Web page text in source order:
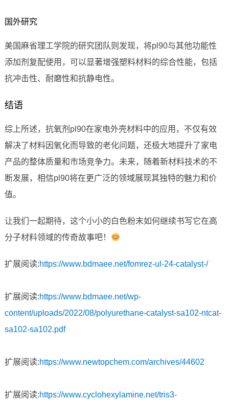
国外研究
美国麻省理工学院的研究团队则发现，将pl90与其他功能性
添加剂复配使用，可以显著增强塑料材料的综合性能，包括
抗冲击性、耐磨性和抗静电性。
结语
综上所述，抗氧剂pl90在家电外壳材料中的应用，不仅有效
解决了材料因氧化而导致的老化问题，还极大地提升了家电
产品的整体质量和市场竞争力。未来，随着新材料技术的不
断发展，相信pl90将在更广泛的领域展现其独特的魅力和价
值。
让我们一起期待，这个小小的白色粉末如何继续书写它在高
分子材料领域的传奇故事吧！
扩展阅读:https://www.bdmaee.net/fomrez-ul-24-catalyst-/
扩展阅读:https://www.bdmaee.net/wp-
content/uploads/2022/08/polyurethane-catalyst-sa102-ntcat-
sa102-sa102.pdf
扩展阅读:https://www.newtopchem.com/archives/44602
扩展阅读:https://www.cyclohexylamine.net/tris3-